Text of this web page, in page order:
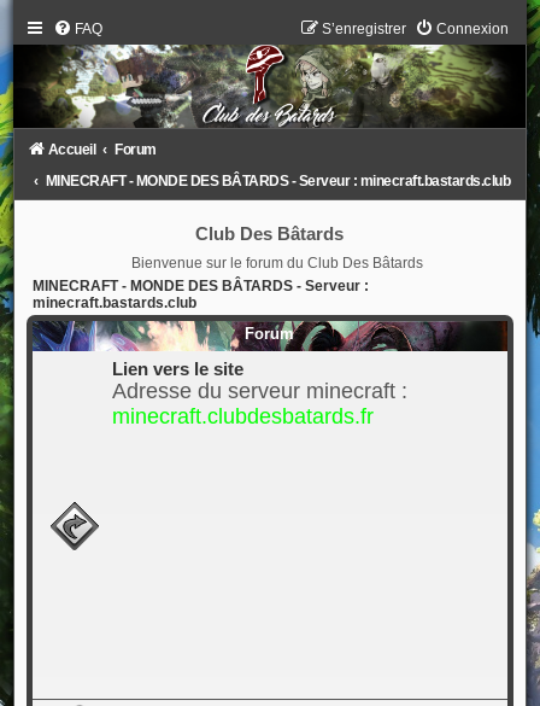
FAQ Connexion
S’enregistrer
Accueil
Forum
MINECRAFT - MONDE DES BÂTARDS - Serveur : minecraft.bastards.club
Club Des Bâtards
Bienvenue sur le forum du Club Des Bâtards
MINECRAFT - MONDE DES BÂTARDS - Serveur :
minecraft.bastards.club
Forum
Lien vers le site
Adresse du serveur minecraft :
minecraft.clubdesbatards.fr